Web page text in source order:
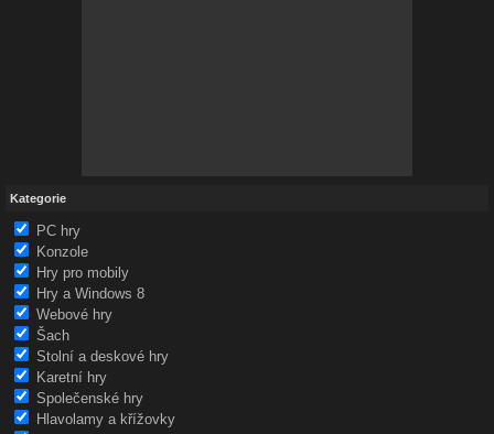
Kategorie
PC hry
Konzole
Hry pro mobily
Hry a Windows 8
Webové hry
Šach
Stolní a deskové hry
Karetní hry
Společenské hry
Hlavolamy a křížovky